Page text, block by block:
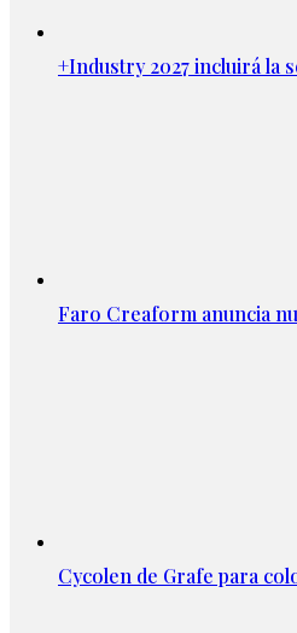
+Industry 2027 incluirá la
Faro Creaform anuncia
Cycolen de Grafe para